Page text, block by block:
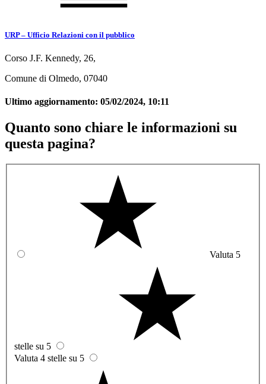
URP – Ufficio Relazioni con il pubblico
Corso J.F. Kennedy, 26,
Comune di Olmedo, 07040
Ultimo aggiornamento: 05/02/2024, 10:11
Quanto sono chiare le informazioni su
questa pagina?
Valuta 5
stelle su 5
Valuta 4 stelle su 5